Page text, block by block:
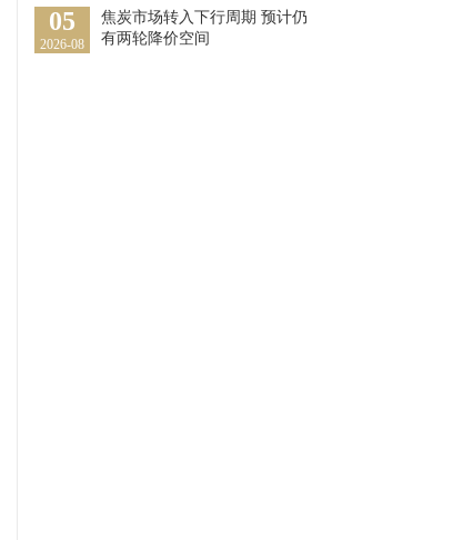
05
2026-08
焦炭市场转入下行周期 预计仍
有两轮降价空间